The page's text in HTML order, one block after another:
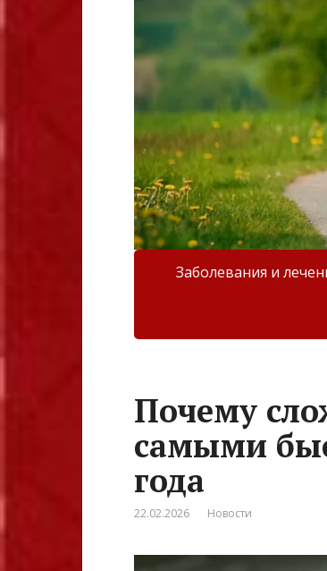
Заболевания и
Почему
самыми
года
22.02.2026 Новости